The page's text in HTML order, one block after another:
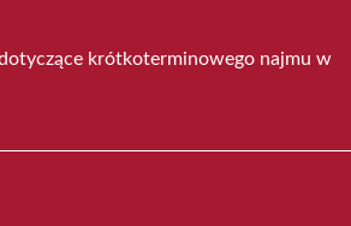
krótkoterminowego najmu w